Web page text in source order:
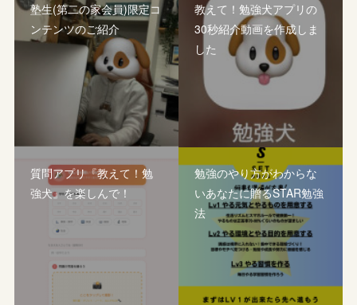
塾生(第二の家会員)限定コ
ンテンツのご紹介
教えて！勉強犬アプリの
30秒紹介動画を作成しま
した
質問アプリ『教えて！勉
強犬』を楽しんで！
勉強のやり方がわからな
いあなたに贈るSTAR勉強
法